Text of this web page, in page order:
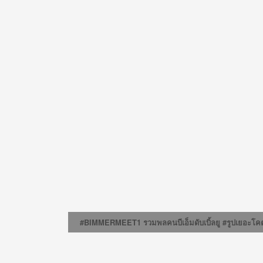
#BIMMERMEET1 รวมพลคนบีเอ็มดับเบิ้ลยู #รูปเยอะโค